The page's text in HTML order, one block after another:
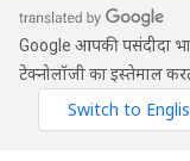
Google आपकी पसंदीदा
टेक्नोलॉजी का इस्तेमाल